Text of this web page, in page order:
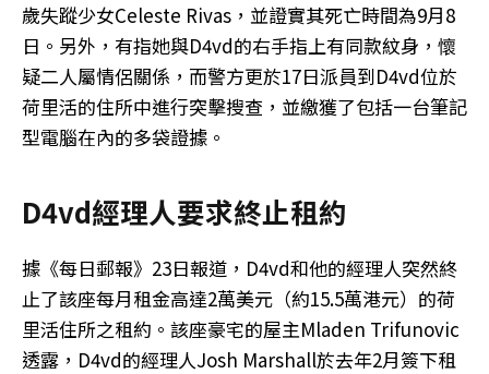
歲失蹤少女Celeste Rivas，並證實其死亡時間為9月8
日。另外，有指她與D4vd的右手指上有同款紋身，懷
疑二人屬情侶關係，而警方更於17日派員到D4vd位於
荷里活的住所中進行突擊搜查，並繳獲了包括一台筆記
型電腦在內的多袋證據。
D4vd經理人要求終止租約
據《每日郵報》23日報道，D4vd和他的經理人突然終
止了該座每月租金高達2萬美元（約15.5萬港元）的荷
里活住所之租約。該座豪宅的屋主Mladen Trifunovic
透露，D4vd的經理人Josh Marshall於去年2月簽下租